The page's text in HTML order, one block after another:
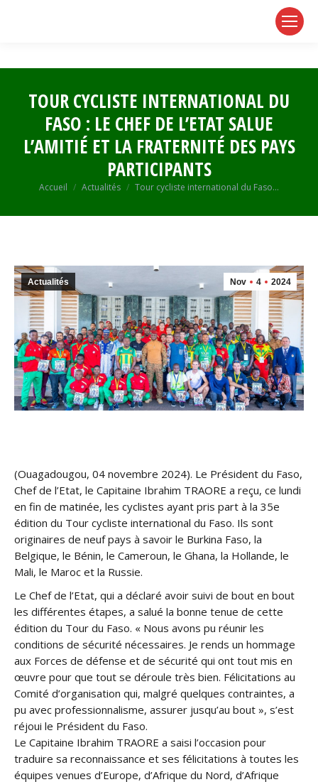
TOUR CYCLISTE INTERNATIONAL DU
FASO : LE CHEF DE L’ETAT SALUE
L’AMITIÉ ET LA FRATERNITÉ DES PAYS
PARTICIPANTS
Vous êtes ici :
Accueil Actualités Tour cycliste international du Faso…
Nov 4 2024
Actualités
(Ouagadougou, 04 novembre 2024). Le Président du Faso,
Chef de l’Etat, le Capitaine Ibrahim TRAORE a reçu, ce lundi
en fin de matinée, les cyclistes ayant pris part à la 35e
édition du Tour cycliste international du Faso. Ils sont
originaires de neuf pays à savoir le Burkina Faso, la
Belgique, le Bénin, le Cameroun, le Ghana, la Hollande, le
Mali, le Maroc et la Russie.
Le Chef de l’Etat, qui a déclaré avoir suivi de bout en bout
les différentes étapes, a salué la bonne tenue de cette
édition du Tour du Faso. « Nous avons pu réunir les
conditions de sécurité nécessaires. Je rends un hommage
aux Forces de défense et de sécurité qui ont tout mis en
œuvre pour que tout se déroule très bien. Félicitations au
Comité d’organisation qui, malgré quelques contraintes, a
pu avec professionnalisme, assurer jusqu’au bout », s’est
réjoui le Président du Faso.
Le Capitaine Ibrahim TRAORE a saisi l’occasion pour
traduire sa reconnaissance et ses félicitations à toutes les
équipes venues d’Europe, d’Afrique du Nord, d’Afrique